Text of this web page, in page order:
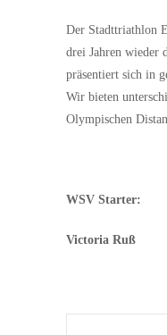
Der Stadttriathlon
drei Jahren wieder
präsentiert sich in
Wir bieten
Olympischen
WSV Starter:
Victoria Ruß